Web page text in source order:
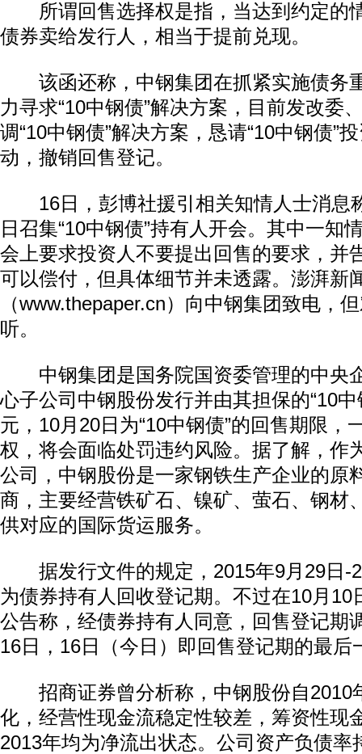
所谓回售选择权是指，当达到约定的
债券卖给发行人，相当于提前兑现。
该函还称，中钢集团在抓紧实施债务
力寻求“10中钢债”解决方案，目前发改委
调“10中钢债”解决方案，恳请“10中钢债”
动，撤销回售登记。
16日，彭博社援引相关知情人士消息
日召集“10中钢债”持有人开会。其中一知
会上要求投资人不要提出回售的要求，并
可以偿付，但具体细节并未透露。澎湃新
（www.thepaper.cn）向中钢集团致电，
听。
中钢集团是国务院国资委管理的中央
心子公司中钢股份发行并由其担保的“10
元，10月20日为“10中钢债”的回售期限，
权，将会面临处罚违约风险。据了解，作
公司，中钢股份是一家钢铁生产企业的原
商，主要经营铁矿石、镍矿、萤石、钢材
供对应的国际货运服务。
据发行文件的规定，2015年9月29日-
为债券持有人回收登记期。不过在10月10
公告称，经债券持有人同意，回售登记期
16日，16日（今日）即回售登记期的最后
招商证券曾分析称，中钢股份自2010
化，经营性现金流稳定性较差，筹资性现
2013年均为净流出状态。公司资产负债率
动物系恋人啊 | 钟欣潼体验爱情哲学 南